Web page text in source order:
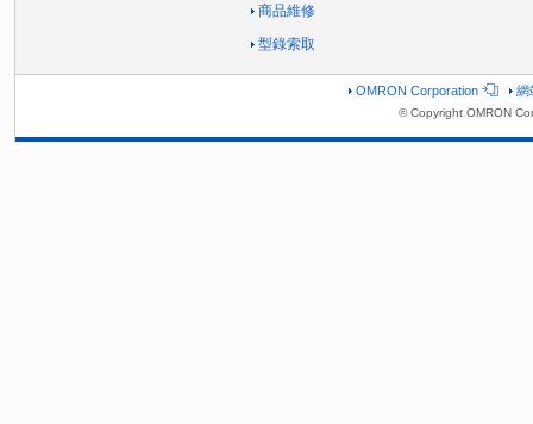
商品維修
型錄索取
OMRON Corporation 網
© Copyright OMRON